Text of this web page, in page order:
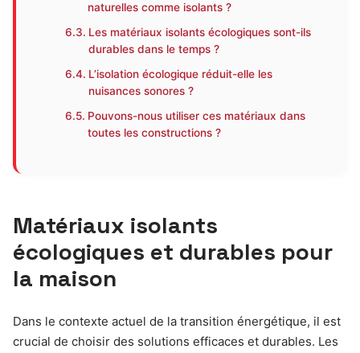
naturelles comme isolants ?
Les matériaux isolants écologiques sont-ils
durables dans le temps ?
L’isolation écologique réduit-elle les
nuisances sonores ?
Pouvons-nous utiliser ces matériaux dans
toutes les constructions ?
Matériaux isolants
écologiques et durables pour
la maison
Dans le contexte actuel de la transition énergétique, il est
crucial de choisir des solutions efficaces et durables. Les